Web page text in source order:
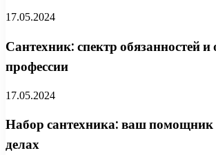
17.05.2024
Сантехник: спектр обязанностей и
профессии
17.05.2024
Набор сантехника: ваш
делах